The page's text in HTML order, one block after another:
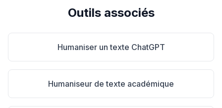
Outils associés
Humaniser un texte ChatGPT
Humaniseur de texte académique